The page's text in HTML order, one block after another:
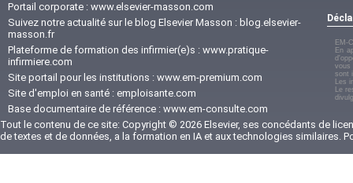
Portail corporate : www.elsevier-masson.com
Suivez notre actualité sur le blog Elsevier Masson : blog.elsevier-
masson.fr
Plateforme de formation des infirmier(e)s : www.pratique-
infirmiere.com
Site portail pour les institutions : www.em-premium.com
Site d'emploi en santé : emploisante.com
Base documentaire de référence : www.em-consulte.com
EM-
En
vous
sont
Les
Le
Tout le contenu de ce site: Copyright © 2026 Elsevier, ses concédants de
de textes et de données, a la formation en IA et aux technologies similaires.